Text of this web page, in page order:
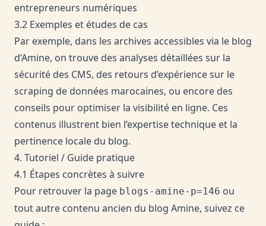
entrepreneurs numériques
3.2 Exemples et études de cas
Par exemple, dans les archives accessibles via le blog
d’Amine, on trouve des analyses détaillées sur la
sécurité des CMS, des retours d’expérience sur le
scraping de données marocaines, ou encore des
conseils pour optimiser la visibilité en ligne. Ces
contenus illustrent bien l’expertise technique et la
pertinence locale du blog.
4. Tutoriel / Guide pratique
4.1 Étapes concrètes à suivre
Pour retrouver la page blogs-amine-p=146 ou
tout autre contenu ancien du blog Amine, suivez ce